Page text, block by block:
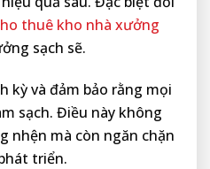
thuê kho nhà xưởng
sạch sẽ.
kỳ và đảm bảo rằng mọi
sạch. Điều này không
nhện mà còn ngăn chặn
triển.